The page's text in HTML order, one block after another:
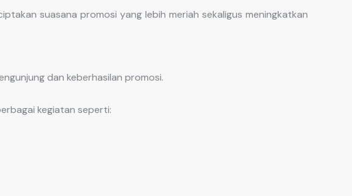
suasana promosi yang lebih meriah sekaligus meningkatkan
dan keberhasilan promosi.
kegiatan seperti: